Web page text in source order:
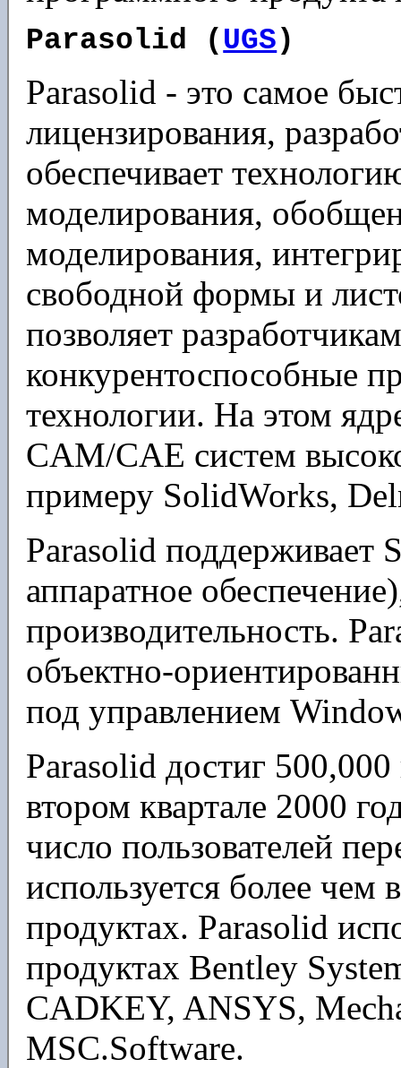
Parasolid ( UGS)
Parasolid - это самое
лицензирования,
обеспечивает
моделирования,
моделирования,
свободной формы и
позволяет
конкурентоспособные
технологии. На этом
CAM/CAE систем
примеру SolidWorks,
Parasolid поддерживает
аппаратное
производительность.
объектно-
под управлением
Parasolid достиг
втором квартале 2000
число пользователей
используется более
продуктах. Parasolid
продуктах Bentley
CADKEY, ANSYS,
MSC.Software.